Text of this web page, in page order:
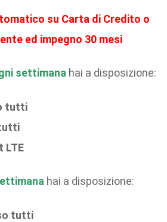
su Carta di Credito o
ed impegno 30 mesi
settimana hai a disposizione:
tutti
LTE
hai a disposizione:
tutti